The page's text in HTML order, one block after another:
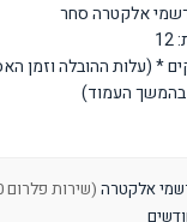
אלקטרה סחר
עד 7 ימי עסקים * (עלות
בהמשך העמוד)
אלקטרה (שירות פלרום 073-262-5600)